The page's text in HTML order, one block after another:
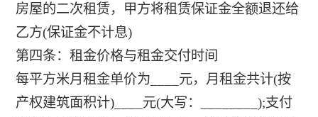
房屋的二次租赁，甲方将租赁保证金全额退还给
乙方(保证金不计息)
第四条：租金价格与租金交付时间
每平方米月租金单价为____元，月租金共计(按
产权建筑面积计)____元(大写：________);支付